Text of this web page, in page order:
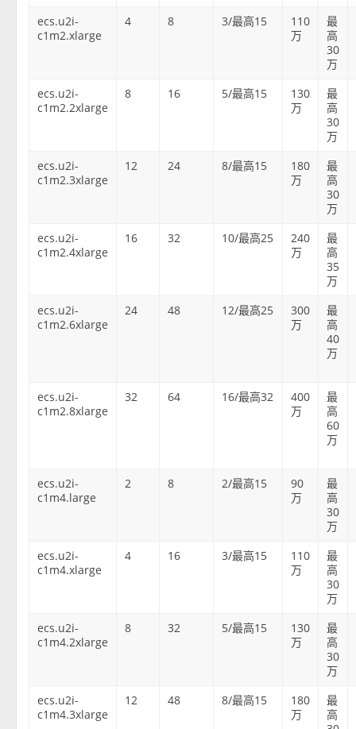
ecs.u2i-
c1m2.xlarge
4 8 3/最高15
110
万
最
高
30
万
ecs.u2i-
c1m2.2xlarge
8 16 5/最高15
130
万
最
高
30
万
ecs.u2i-
c1m2.3xlarge
12 24 8/最高15
180
万
最
高
30
万
ecs.u2i-
c1m2.4xlarge
16 32 10/最高25
240
万
最
高
35
万
ecs.u2i-
c1m2.6xlarge
24 48 12/最高25
300
万
最
高
40
万
ecs.u2i-
c1m2.8xlarge
32 64 16/最高32
400
万
最
高
60
万
ecs.u2i-
c1m4.large
2 8 2/最高15
90
万
最
高
30
万
ecs.u2i-
c1m4.xlarge
4 16 3/最高15
110
万
最
高
30
万
ecs.u2i-
c1m4.2xlarge
8 32 5/最高15
130
万
最
高
30
万
ecs.u2i-
c1m4.3xlarge
12 48 8/最高15
180
万
最
高